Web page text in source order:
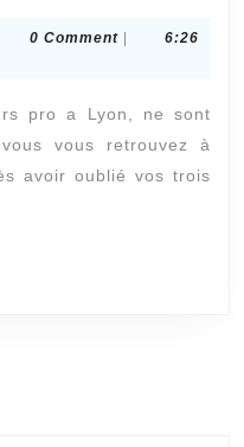
0 Comment
6:26
pro a Lyon, ne sont
vous retrouvez à
avoir oublié vos trois